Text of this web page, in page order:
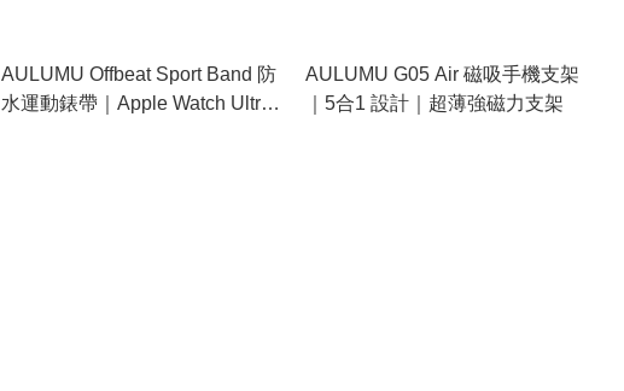
AULUMU Offbeat Sport Band 防
水運動錶帶｜Apple Watch Ultra
AULUMU G05 Air 磁吸手機支架
｜5合1 設計｜超薄強磁力支架